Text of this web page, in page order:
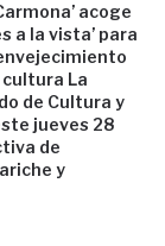
acoge
a la vista’ para
La
de Cultura y
jueves 28
de
y